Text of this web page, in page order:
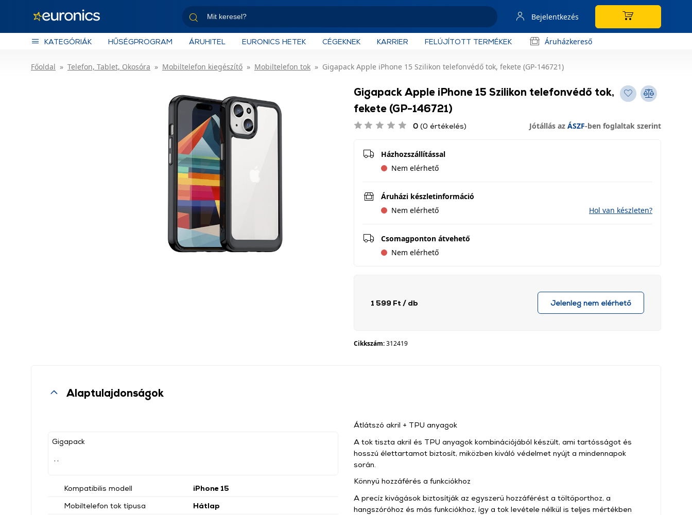
Bejelentkezés
KATEGÓRIÁK HŰSÉGPROGRAM ÁRUHITEL EURONICS HETEK CÉGEKNEK KARRIER FELÚJÍTOTT TERMÉKEK Áruházkereső
Főoldal Telefon, Tablet, Okosóra Mobiltelefon kiegészítő Mobiltelefon tok Gigapack Apple iPhone 15 Szilikon telefonvédő tok, fekete (GP-146721)
Gigapack Apple iPhone 15 Szilikon telefonvédő tok,
fekete (GP-146721)
0 (0 értékelés) Jótállás az ÁSZF-ben foglaltak szerint
Házhozszállítással
Nem elérhető
Áruházi készletinformáció
Nem elérhető
Hol van készleten?
Csomagponton átvehető
Nem elérhető
1 599 Ft / db Jelenleg nem elérhető
Cikkszám:312419
Alaptulajdonságok
Gigapack
Kompatibilis modell
iPhone 15
Mobiltelefon tok típusa
Hátlap
Átlátszó akril + TPU anyagok
A tok tiszta akril és TPU anyagok kombinációjából készült, ami tartósságot és
hosszú élettartamot biztosít, miközben kiváló védelmet nyújt a mindennapok
során.
Könnyű hozzáférés a funkciókhoz
A precíz kivágások biztosítják az egyszerű hozzáférést a töltőporthoz, a
hangszóróhoz és más funkciókhoz, így a tok levétele nélkül is teljes mértékben